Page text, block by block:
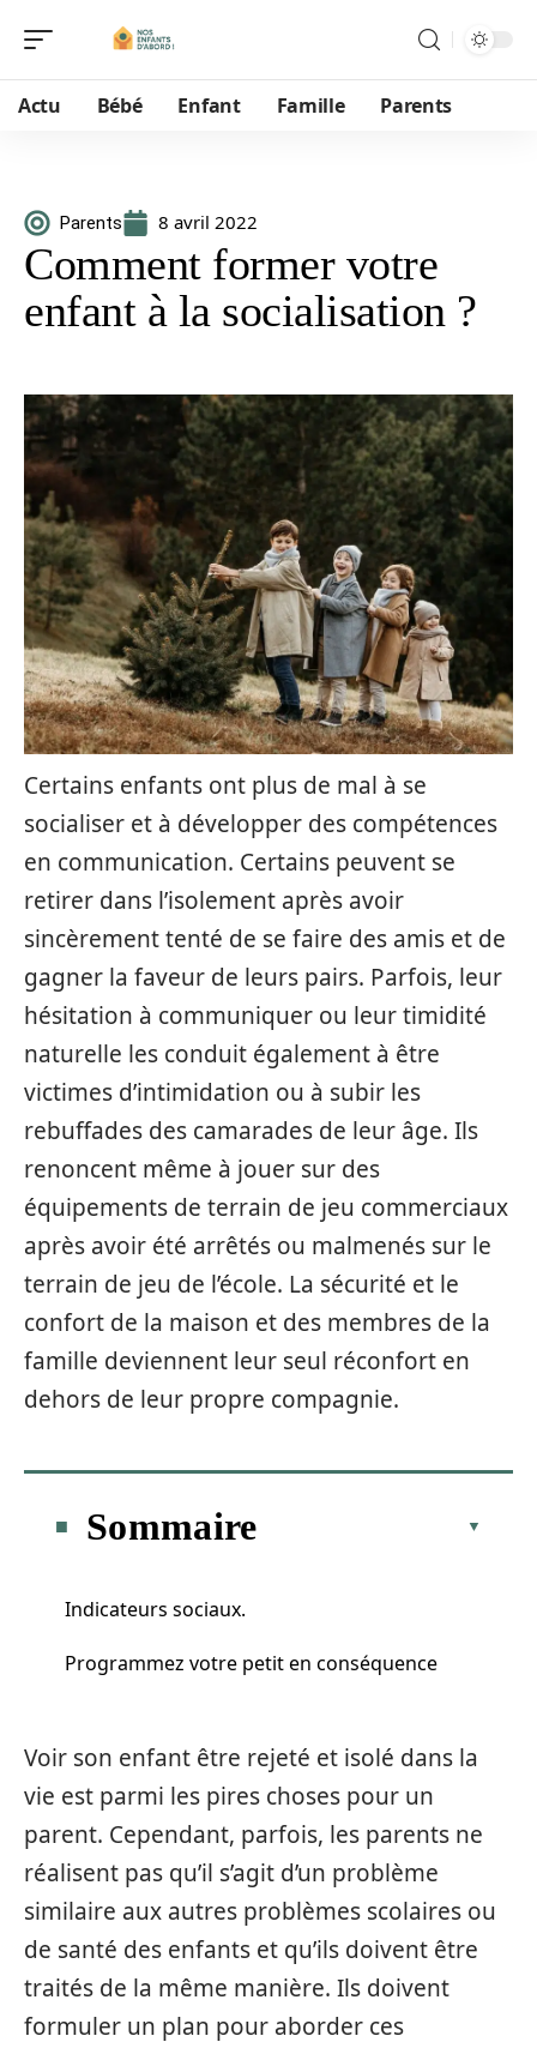
Actu Bébé Enfant Famille Parents
Parents 8 avril 2022
Comment former votre
enfant à la socialisation ?
Certains enfants ont plus de mal à se
socialiser et à développer des compétences
en communication. Certains peuvent se
retirer dans l’isolement après avoir
sincèrement tenté de se faire des amis et de
gagner la faveur de leurs pairs. Parfois, leur
hésitation à communiquer ou leur timidité
naturelle les conduit également à être
victimes d’intimidation ou à subir les
rebuffades des camarades de leur âge. Ils
renoncent même à jouer sur des
équipements de terrain de jeu commerciaux
après avoir été arrêtés ou malmenés sur le
terrain de jeu de l’école. La sécurité et le
confort de la maison et des membres de la
famille deviennent leur seul réconfort en
dehors de leur propre compagnie.
Sommaire
Indicateurs sociaux.
Programmez votre petit en conséquence
Voir son enfant être rejeté et isolé dans la
vie est parmi les pires choses pour un
parent. Cependant, parfois, les parents ne
réalisent pas qu’il s’agit d’un problème
similaire aux autres problèmes scolaires ou
de santé des enfants et qu’ils doivent être
traités de la même manière. Ils doivent
formuler un plan pour aborder ces